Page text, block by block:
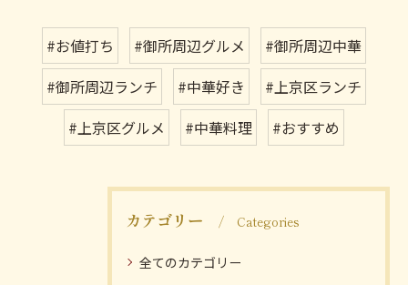
#お値打ち #御所周辺グルメ
#御所周辺中華
#御所周辺ランチ
#中華好き
#上京区ランチ
#上京区グルメ
#中華料理 #おすすめ
カテゴリー Categories
全てのカテゴリー